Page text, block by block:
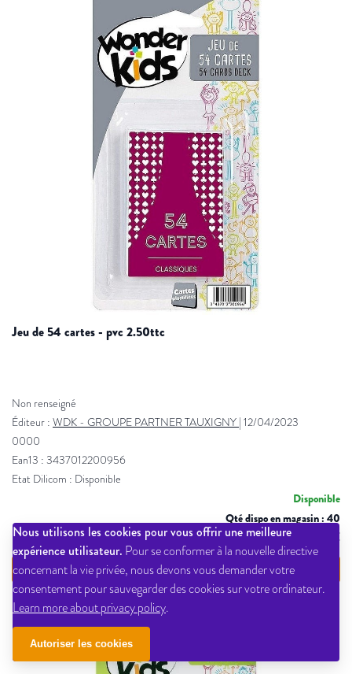
Nous utilisons les cookies pour vous offrir une meilleure
expérience utilisateur. Pour se conformer à la nouvelle directive
concernant la vie privée, nous devons vous demander votre
consentement pour sauvegarder des cookies sur votre ordinateur.
Learn more about privacy policy.
Autoriser les cookies
jeu de 54 cartes - pvc 2.50ttc
Non renseigné
Éditeur : WDK - GROUPE PARTNER TAUXIGNY | 12/04/2023
0000
Ean13 : 3437012200956
Etat Dilicom : Disponible
Disponible
Qté dispo en magasin : 40
1,26 € PPTTC
VOIR LE DÉTAIL